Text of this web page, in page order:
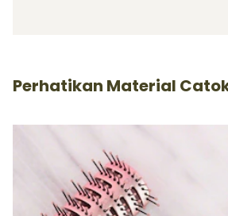
Perhatikan Material